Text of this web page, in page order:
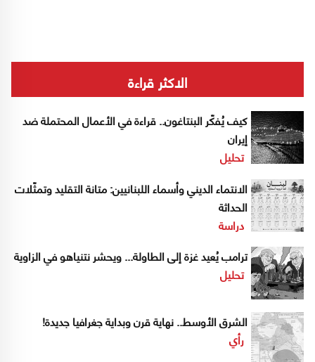
الاكثر قراءة
كيف يُفكّر البنتاغون.. قراءة في الأعمال المحتملة ضد
إيران
تحليل
الانتماء الديني وأسماء اللبنانيين: متانة التقليد وتمثّلات
الحداثة
دراسة
ترامب يُعيد غزة إلى الطاولة... ويحشر نتنياهو في الزاوية
تحليل
الشرق الأوسط.. نهاية قرن وبداية جغرافيا جديدة!
رأي